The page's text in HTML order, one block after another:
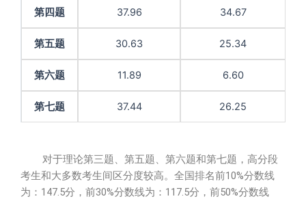
第四题 37.96 34.67
第五题 30.63 25.34
第六题 11.89 6.60
第七题 37.44 26.25
对于理论第三题、第五题、第六题和第七题，高分段
考生和大多数考生间区分度较高。全国排名前10%分数线
为：147.5分，前30%分数线为：117.5分，前50%分数线